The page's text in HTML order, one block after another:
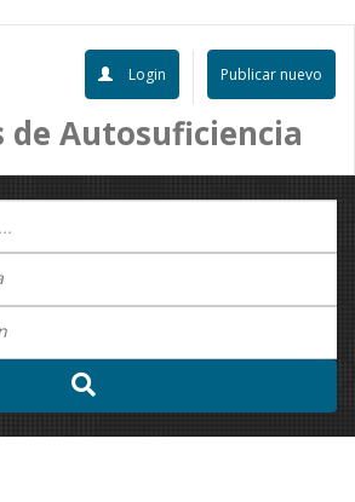
Publicar nuevo
Login
de Autosuficiencia